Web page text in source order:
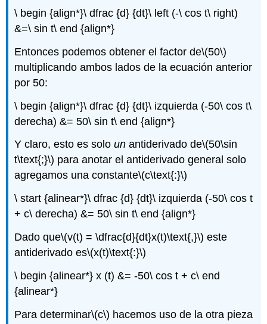
\ begin {align*}\ dfrac {d} {dt}\ left (-\ cos t\ right)
&=\ sin t\ end {align*}
Entonces podemos obtener el factor de\(50\)
multiplicando ambos lados de la ecuación anterior
por 50:
\ begin {align*}\ dfrac {d} {dt}\ izquierda (-50\ cos t\
derecha) &= 50\ sin t\ end {align*}
Y claro, esto es soloun antiderivado de\(50\sin
t\text{;}\) para anotar el antiderivado general solo
agregamos una constante\(c\text{:}\)
\ start {alinear*}\ dfrac {d} {dt}\ izquierda (-50\ cos t
+ c\ derecha) &= 50\ sin t\ end {align*}
Dado que\(v(t) = \dfrac{d}{dt}x(t)\text{,}\) este
antiderivado es\(x(t)\text{:}\)
\ begin {alinear*} x (t) &= -50\ cos t + c\ end
{alinear*}
Para determinar\(c\) hacemos uso de la otra pieza